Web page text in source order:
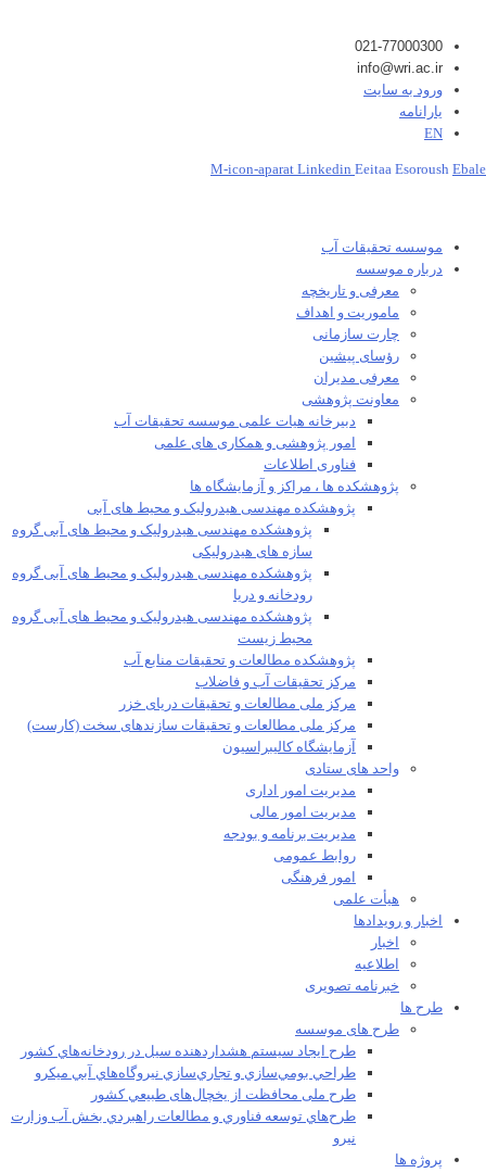
021-77000300
info@wri.ac.ir
ورود به سایت
یارانامه
EN
M-icon-aparat Linkedin Eeitaa Esoroush Ebale
موسسه تحقیقات آب
درباره موسسه
معرفی و تاریخچه
ماموریت و اهداف
چارت سازمانی
رؤسای پیشین
معرفی مدیران
معاونت پژوهشی
دبیرخانه هیات علمی موسسه تحقیقات آب
امور پژوهشی و همکاری های علمی
فناوری اطلاعات
پژوهشکده ها ، مراکز و آزمایشگاه ها
پژوهشکده مهندسی هیدرولیک و محیط های آبی
پژوهشکده مهندسی هیدرولیک و محیط های آبی گروه
سازه های هیدرولیکی
پژوهشکده مهندسی هیدرولیک و محیط های آبی گروه
رودخانه و دریا
پژوهشکده مهندسی هیدرولیک و محیط های آبی گروه
محیط زیست
پژوهشکده مطالعات و تحقیقات منابع آب
مرکز تحقیقات آب و فاضلاب
مرکز ملی مطالعات و تحقیقات دریای خزر
مرکز ملی مطالعات و تحقیقات سازندهای سخت (کارست)
آزمایشگاه کالیبراسیون
واحد های ستادی
مدیریت امور اداری
مدیریت امور مالی
مدیریت برنامه و بودجه
روابط عمومی
امور فرهنگی
هیأت علمی​
اخبار و رویدادها
اخبار
اطلاعیه
خبرنامه تصویری
طرح ها
طرح های موسسه
طرح ايجاد سيستم هشداردهنده سيل در رودخانه‌هاي كشور
طراحي بومي‌سازي و تجاري‌سازي نيروگاه‌هاي آبي ميکرو
طرح ملی محافظت از يخچال‌های طبيعي كشور
طرح‌هاي توسعه فناوري و مطالعات راهبردي بخش آب وزارت
نيرو
پروژه ها